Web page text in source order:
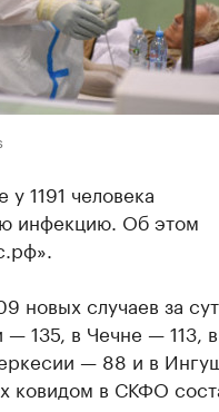
1191 человека
инфекцию. Об этом
новых случаев за
135, в Чечне — 113, в
— 88 и в
ковидом в СКФО